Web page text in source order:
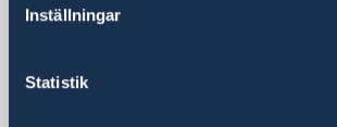
Inställningar
Statistik
De Stockholmsbaserade
besökare. Vänligen kontakta